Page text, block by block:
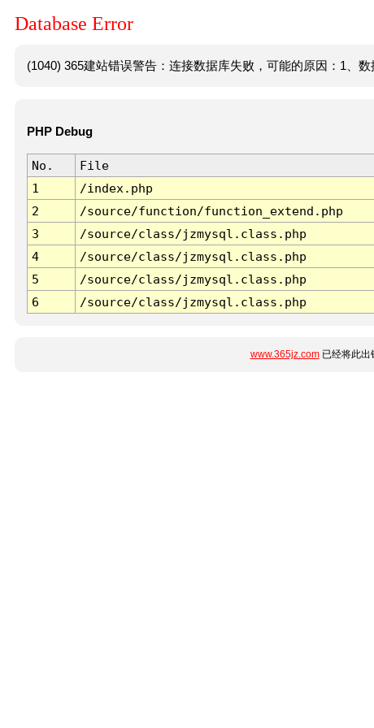
Database Error
(1040) 365建站错误警告：连接数据库失败，可能的原因：1、数
PHP Debug
No. File
1
/index.php
2
/source/function/function_extend.php
3
/source/class/jzmysql.class.php
4
/source/class/jzmysql.class.php
5
/source/class/jzmysql.class.php
6
/source/class/jzmysql.class.php
www.365jz.com已经将此出